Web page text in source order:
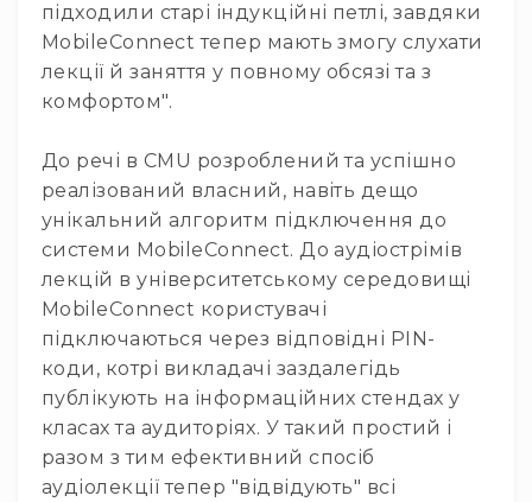
вадами
слуху
Аксесуари
геймерів/
блогерів
Гарнітури
Мікрофони
Звукові
карти
Веб-
камери
Аксесуари
Гарнітури
Для
геймерів/
підходили старі індукційні петлі, завдяки
MobileConnect тепер мають змогу слухати
лекції й заняття у повному обсязі та з
комфортом".
До речі в CMU розроблений та успішно
реалізований власний, навіть дещо
унікальний алгоритм підключення до
системи MobileConnect. До аудіострімів
лекцій в університетському середовищі
MobileConnect користувачі
підключаються через відповідні PIN-
коди, котрі викладачі заздалегідь
публікують на інформаційних стендах у
класах та аудиторіях. У такий простий і
разом з тим ефективний спосіб
аудіолекції тепер "відвідують" всі